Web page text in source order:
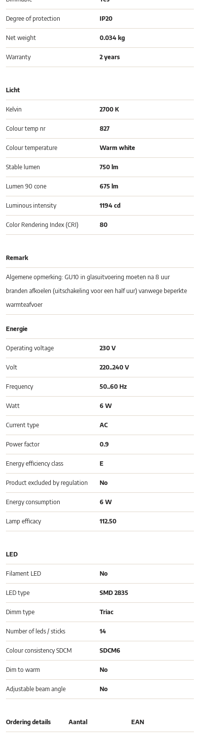
Degree of protection IP20
Net weight 0.034 kg
Warranty 2 years
Licht
Kelvin 2700 K
Colour temp nr 827
Colour temperature Warm white
Stable lumen 750 lm
Lumen 90 cone 675 lm
Luminous intensity 1194 cd
Color Rendering Index (CRI) 80
Remark
Algemene opmerking: GU10 in glasuitvoering moeten na 8 uur
branden afkoelen (uitschakeling voor een half uur) vanwege beperkte
warmteafvoer
Energie
Operating voltage 230 V
Volt 220..240 V
Frequency 50..60 Hz
Watt 6 W
Current type AC
Power factor 0.9
Energy efficiency class E
Product excluded by regulation No
Energy consumption 6 W
Lamp efficacy 112.50
LED
Filament LED No
LED type SMD 2835
Dimm type Triac
Number of leds / sticks 14
Colour consistency SDCM SDCM6
Dim to warm No
Adjustable beam angle No
Ordering details Aantal EAN